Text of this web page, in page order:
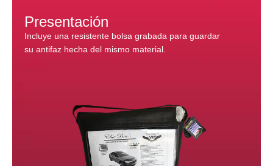
Presentación
Incluye una resistente bolsa grabada para guardar
su antifaz hecha del mismo material.